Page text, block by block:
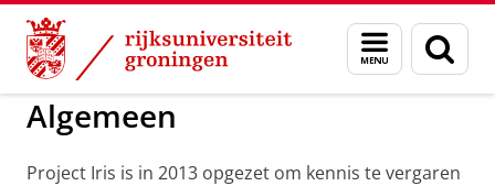
Skip
Content
Skip
Navigation
Menu
en
zoeken
GMW Project Iris
Algemeen
Project Iris is in 2013 opgezet om kennis te vergaren